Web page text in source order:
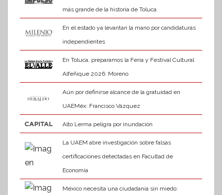
más grande de la historia de Toluca
En el estado ya levantan la mano por candidaturas
independientes
En Toluca, preparamos la Feria y Festival Cultural
Alfeñique 2026: Moreno
Aún por definirse alcance de la gratuidad en
UAEMéx: Francisco Vázquez
Alto Lerma peligra por inundación
La UAEM abre investigación sobre falsas
certificaciones detectadas en Facultad de
Economía
México necesita una ciudadanía sin miedo: